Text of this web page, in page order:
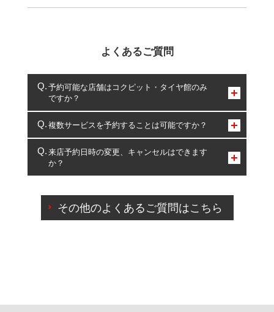
よくあるご質問
予約可能な店舗はコクピット・タイヤ館のみ
ですか？
コクピット・タイヤ館のみとなります。
複数サービスを予約することは可能ですか？
複数サービスのご予約は可能です。
一部の商品・サービスの組み合わせに限り、同時にご予約が
出来ないものもございます。
来店予約日時の変更、キャンセルはできます
か？
ご来店予約日の3営業日前を過ぎている場合のご予約
の日時変更につきましては、直接ご予約の店舗まで
その他のよくあるご質問はこちら